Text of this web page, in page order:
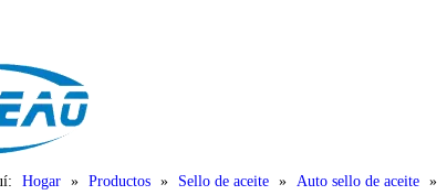
Hogar » Productos » Sello de aceite » Auto sello de aceite »